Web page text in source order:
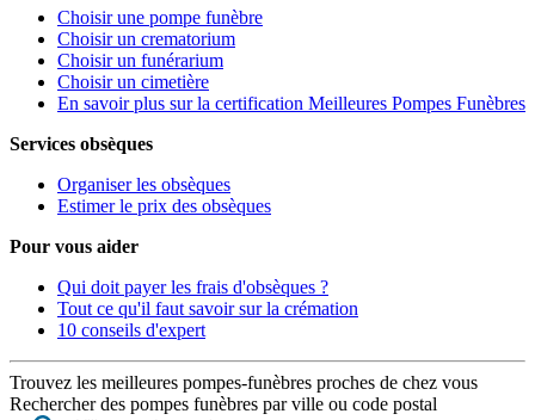
Choisir une pompe funèbre
Choisir un crematorium
Choisir un funérarium
Choisir un cimetière
En savoir plus sur la certification Meilleures Pompes Funèbres
Services obsèques
Organiser les obsèques
Estimer le prix des obsèques
Pour vous aider
Qui doit payer les frais d'obsèques ?
Tout ce qu'il faut savoir sur la crémation
10 conseils d'expert
Trouvez les meilleures pompes-funèbres proches de chez vous
Rechercher des pompes funèbres par ville ou code postal